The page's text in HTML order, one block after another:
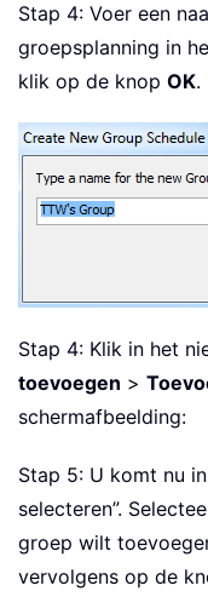
Stap 4: Voer een
groepsplanning in
klik op de knop OK.
Stap 4: Klik in het
toevoegen >
schermafbeelding:
Stap 5: U komt nu
selecteren”.
groep wilt
vervolgens op de